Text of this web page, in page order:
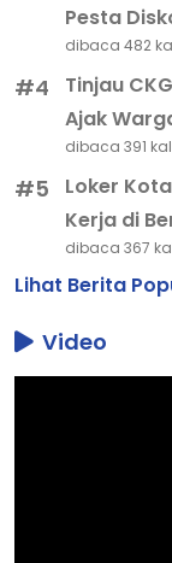
Pesta
dibaca 482
#4
Tinjau
Ajak
dibaca 391
#5
Loker
Kerja di
dibaca 367
Lihat Berita
Video